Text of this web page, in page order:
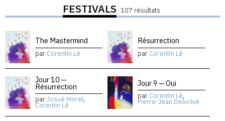
FESTIVALS 107 résultats
The Mastermind
par Corentin Lê
Résurrection
par Corentin Lê
Jour 10 —
Résurrection
parJosué Morel,
Corentin Lê
Jour 9 — Oui
par Corentin Lê,
Pierre-Jean Delvolvé